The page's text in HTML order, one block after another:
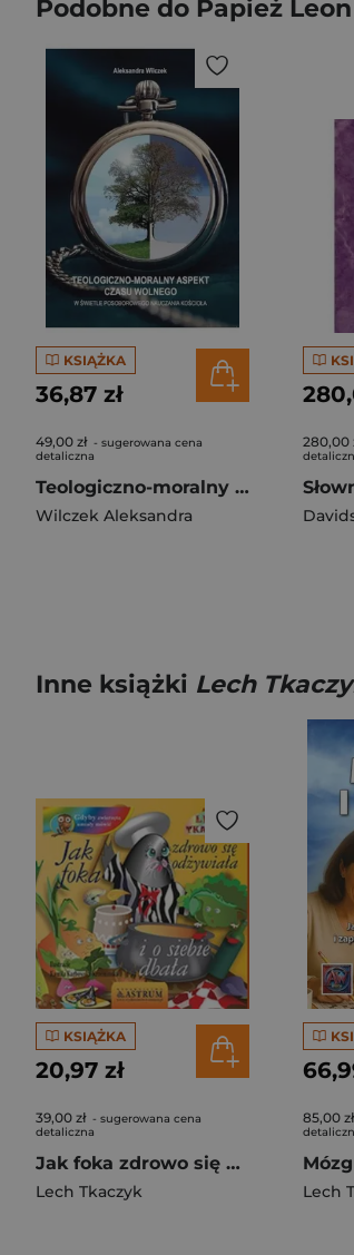
Podobne do Papież
KSIĄŻKA
36,87 zł
49,00 zł - sugerowana cena
detaliczna
Teologiczno-moralny aspekt czasu wolnego W świetle posoborowego nauczania kościoła
Wilczek Aleksandra
280,00
Inne książki Lech
KSIĄŻKA
20,97 zł
39,00 zł - sugerowana cena
detaliczna
Jak foka zdrowo się odżywiała i o siebie dbała
Lech Tkaczyk
85,00 zł
Lech